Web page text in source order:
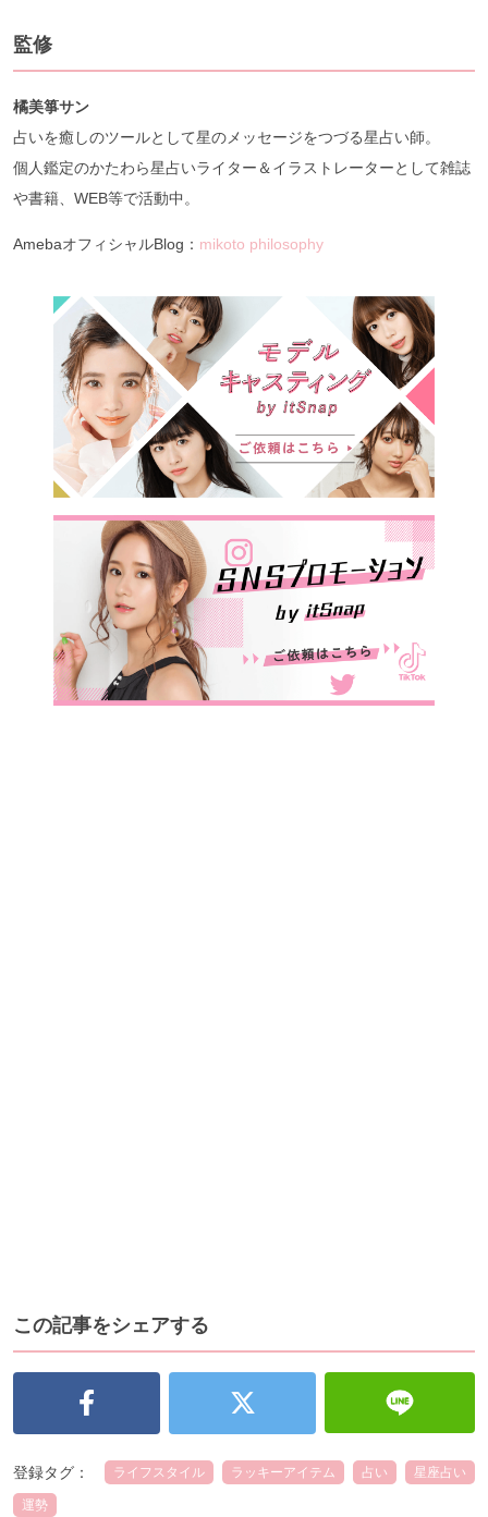
監修
橘美箏サン
占いを癒しのツールとして星のメッセージをつづる星占い師。
個人鑑定のかたわら星占いライター＆イラストレーターとして雑誌
や書籍、WEB等で活動中。
AmebaオフィシャルBlog： mikoto philosophy
この記事をシェアする
登録タグ： ライフスタイル ラッキーアイテム 占い 星座占い
運勢